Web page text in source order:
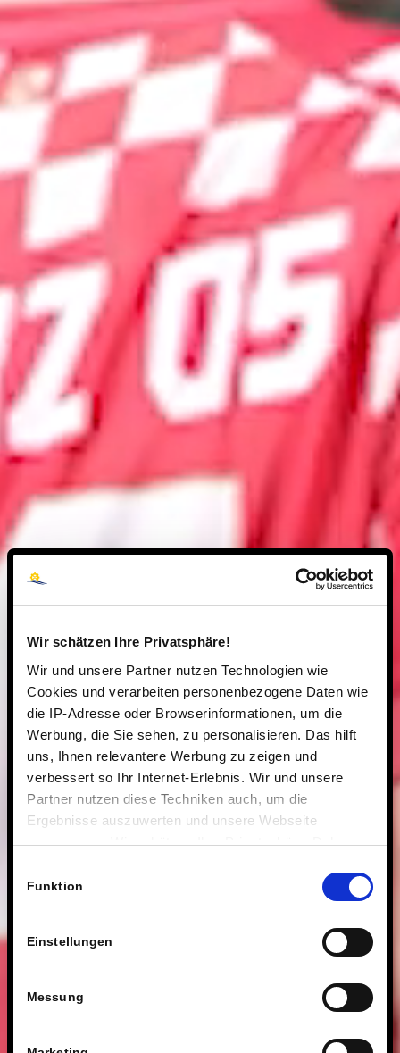
Wir schätzen Ihre Privatsphäre!
Wir und unsere Partner nutzen Technologien wie
Cookies und verarbeiten personenbezogene Daten wie
die IP-Adresse oder Browserinformationen, um die
Werbung, die Sie sehen, zu personalisieren. Das hilft
uns, Ihnen relevantere Werbung zu zeigen und
verbessert so Ihr Internet-Erlebnis. Wir und unsere
Partner nutzen diese Techniken auch, um die
Ergebnisse auszuwerten und unsere Webseite
anzupassen. Wir schätzen Ihre Privatsphäre. Daher
Technologien.
Funktion
Einstellungen
Messung